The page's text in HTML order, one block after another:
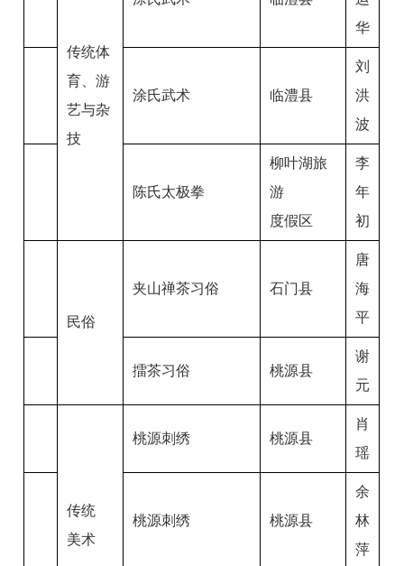
传统体
育、游
艺与杂
技
华
涂氏武术 临澧县
刘
洪
波
陈氏太极拳
柳叶湖旅
游
度假区
李
年
初
民俗
夹山禅茶习俗 石门县
唐
海
平
擂茶习俗 桃源县
谢
元
传统
美术
桃源刺绣 桃源县
肖
瑶
桃源刺绣 桃源县
余
林
萍